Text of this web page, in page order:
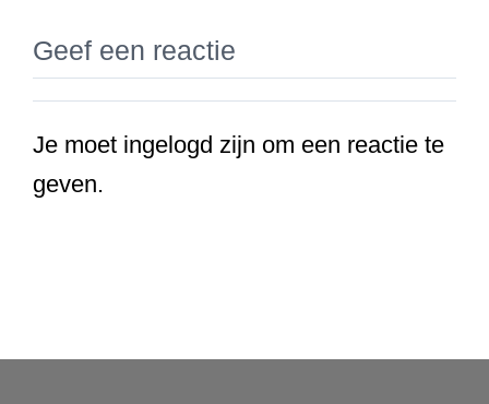
Geef een reactie
Je moet ingelogd zijn om een reactie te
geven.